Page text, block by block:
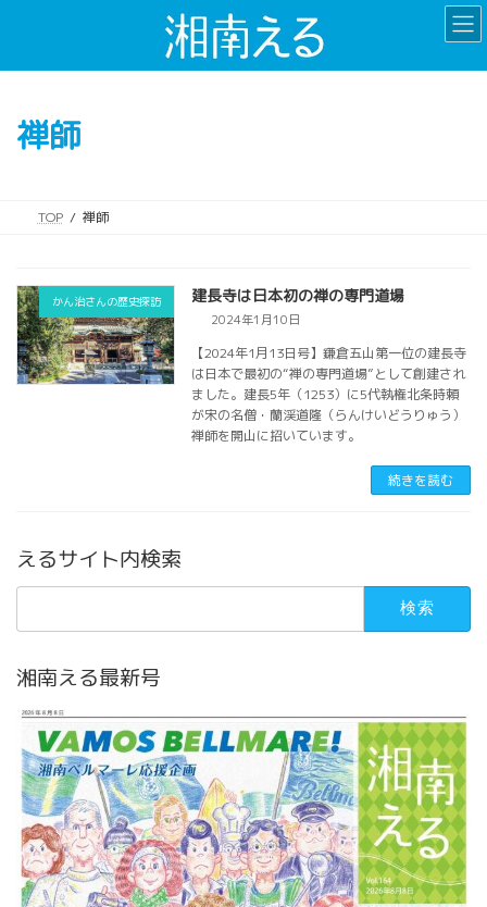
禅師
TOP 禅師
かん治さんの歴史探訪 建長寺は日本初の禅の専門道場
2024年1月10日
【2024年1月13日号】鎌倉五山第一位の建長寺
は日本で最初の“禅の専門道場”として創建され
ました。建長5年（1253）に5代執権北条時頼
が宋の名僧・蘭渓道隆（らんけいどうりゅう）
禅師を開山に招いています。
続きを読む
えるサイト内検索
検
湘南える最新号